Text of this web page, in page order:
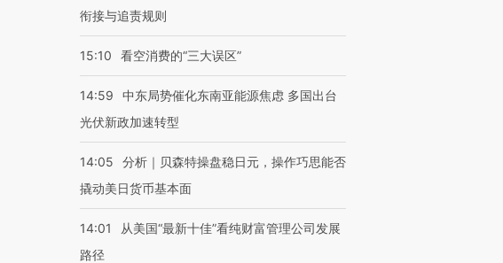
衔接与追责规则
15:10 看空消费的“三大误区”
14:59
中东局势催化东南亚能源焦虑 多国出台
光伏新政加速转型
14:05
分析｜贝森特操盘稳日元，操作巧思能否
撬动美日货币基本面
14:01
从美国“最新十佳”看纯财富管理公司发展
路径